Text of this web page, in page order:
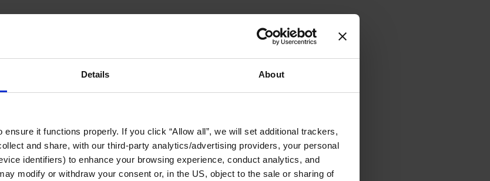
Details About
it functions properly. If you click “Allow all”, we will set additional trackers,
and share, with our third-party analytics/advertising providers, your personal
identifiers) to enhance your browsing experience, conduct analytics, and
modify or withdraw your consent or, in the US, object to the sale or sharing of